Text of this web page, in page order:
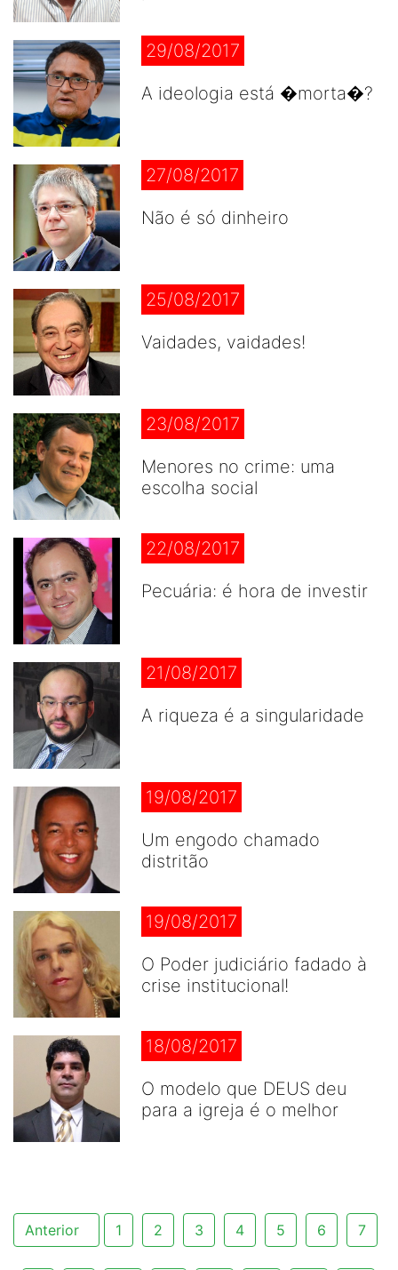
29/08/2017
A ideologia está �morta�?
27/08/2017
Não é só dinheiro
25/08/2017
Vaidades, vaidades!
23/08/2017
Menores no crime: uma
escolha social
22/08/2017
Pecuária: é hora de investir
21/08/2017
A riqueza é a singularidade
19/08/2017
Um engodo chamado
distritão
19/08/2017
O Poder judiciário fadado à
crise institucional!
18/08/2017
O modelo que DEUS deu
para a igreja é o melhor
Anterior 1 2 3 4 5 6 7